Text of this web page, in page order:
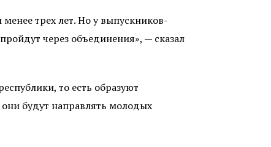
трех лет. Но у выпускников-
через объединения», — сказал
то есть образуют
будут направлять молодых